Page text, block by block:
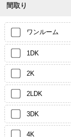
間取り
ワンルーム
1DK
2K
2LDK
3DK
4K